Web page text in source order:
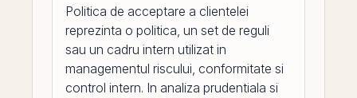
Politica de acceptare a clientelei
reprezinta o politica, un set de reguli
sau un cadru intern utilizat in
managementul riscului, conformitate si
control intern. In analiza prudentiala si